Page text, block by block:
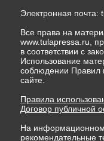
Электронная почта:
Все права на
www.tulapressa.ru,
в соответствии с
Использование
соблюдении Правил
сайте.
Правила
Договор публичной
На
рекомендательные